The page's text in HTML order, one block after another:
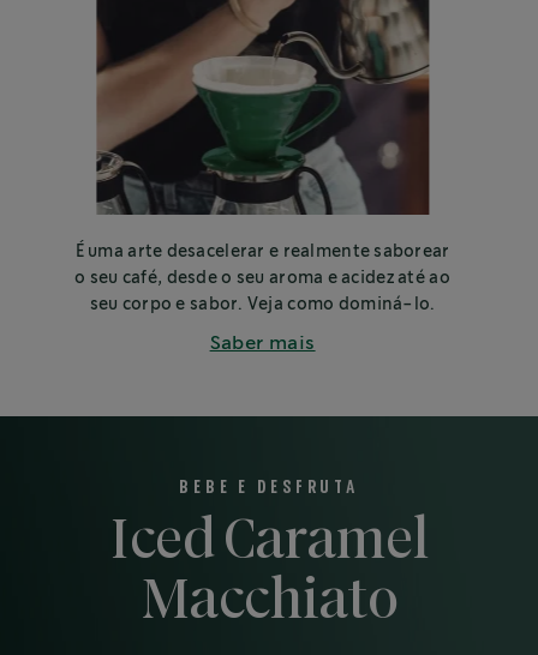
É uma arte desacelerar e realmente saborear
o seu café, desde o seu aroma e acidez até ao
seu corpo e sabor. Veja como dominá-lo.
Saber mais
BEBE E DESFRUTA
Iced Caramel
Macchiato